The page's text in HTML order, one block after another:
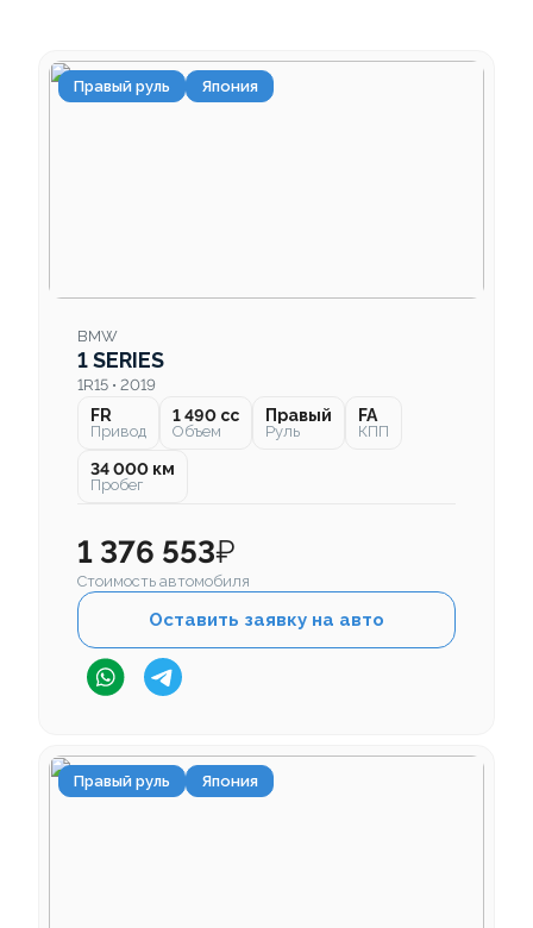
Правый руль Япония
BMW
1 SERIES
1R15 • 2019
FR
Привод
1 490 cc
Объем
Правый
Руль
FA
КПП
34 000 км
Пробег
1 376 553₽
Стоимость автомобиля
Оставить заявку на авто
Правый руль Япония